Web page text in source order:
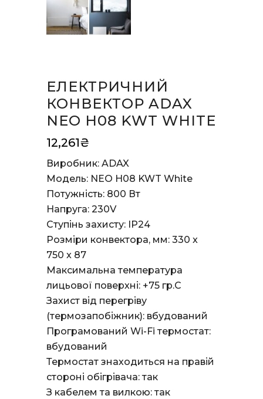
ЕЛЕКТРИЧНИЙ
КОНВЕКТОР ADAX
NEO H08 KWT WHITE
12,261₴
Виробник: ADAX
Модель: NEO H08 KWT White
Потужність: 800 Вт
Напруга: 230V
Ступінь захисту: IP24
Розміри конвектора, мм: 330 x
750 x 87
Максимальна температура
лицьової поверхні: +75 гр.С
Захист від перегріву
(термозапобіжник): вбудований
Програмований Wi-Fi термостат:
вбудований
Термостат знаходиться на правій
стороні обігрівача: так
З кабелем та вилкою: так